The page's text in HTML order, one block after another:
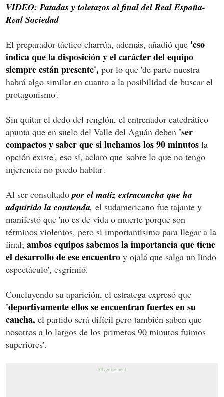
VIDEO: Patadas y toletazos al final del Real España-
Real Sociedad
El preparador táctico charrúa, además, añadió que 'eso
indica que la disposición y el carácter del equipo
siempre están presente', por lo que 'de parte nuestra
habrá algo similar en cuanto a la posibilidad de buscar el
protagonismo'.
Sin quitar el dedo del renglón, el entrenador catedrático
apunta que en suelo del Valle del Aguán deben 'ser
compactos y saber que si luchamos los 90 minutos la
opción existe', eso sí, aclaró que 'sobre lo que no tengo
injerencia no puedo hablar'.
Al ser consultado por el matiz extracancha que ha
adquirido la contienda, el sudamericano fue tajante y
manifestó que 'no es de vida o muerte porque son
términos violentos, pero sí importantísimo para llegar a la
final; ambos equipos sabemos la importancia que tiene
el desarrollo de ese encuentro y ojalá que salga un lindo
espectáculo', esgrimió.
Concluyendo su aparición, el estratega expresó que
'deportivamente ellos se encuentran fuertes en su
cancha, el partido será difícil pero también saben que
nosotros a lo largos de los primeros 90 minutos fuimos
superiores'.